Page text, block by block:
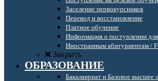
Заселение первокурсников
Перевод и восстановление
Платное обучение
Информация о поступлении
Иностранным абитуриентам /
Закрыть
ОБРАЗОВАНИЕ
Бакалавриат и Базовое высшее